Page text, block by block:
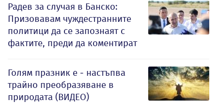
Радев за случая в Банско:
Призовавам чуждестранните
политици да се запознаят с
фактите, преди да коментират
Голям празник е - настъпва
трайно преобразяване в
природата (ВИДЕО)